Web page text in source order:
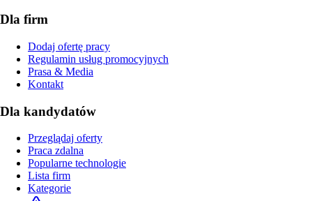
Dla firm
Dodaj ofertę pracy
Regulamin usług promocyjnych
Prasa & Media
Kontakt
Dla kandydatów
Przeglądaj oferty
Praca zdalna
Popularne technologie
Lista firm
Kategorie